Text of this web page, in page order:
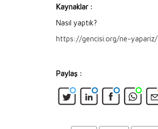
Kaynaklar :
Nasıl yaptık?
https://gencisi.org/ne-yapariz/
Paylaş :